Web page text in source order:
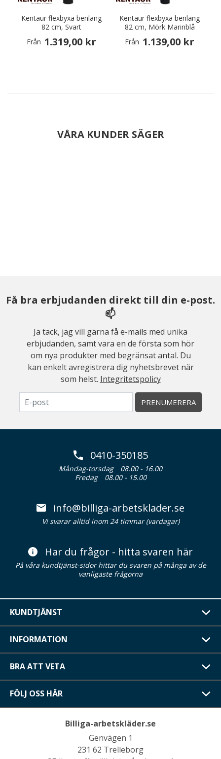
Kentaur flexbyxa benläng
82 cm, Svart
Från 1.319,00 kr
Kentaur flexbyxa benläng
82 cm, Mörk Marinblå
Från 1.139,00 kr
VÅRA KUNDER SÄGER
Få bra erbjudanden direkt till din e-post.
📫
Ja tack, jag vill gärna få e-mails med unika
erbjudanden, samt vara en de första som hör
om nya produkter med begränsat antal. Du
kan enkelt avregistrera dig nyhetsbrevet när
som helst. Integritetspolicy
PRENUMERERA
0410-350185
Måndag-torsdag
08.00 - 16.00
Fredag
08.00 - 15.00
info@billiga-arbetsklader.se
Vi svarar alltid inom 24 timmar (vardagar)
Har du frågor - hitta svaren här
På våra kundtjänst-sidor hittar du svaren på många av de
vanligaste frågorna
KUNDTJÄNST
INFORMATION
BRA ATT VETA
FÖLJ OSS HÄR
Billiga-arbetskläder.se
Genvägen 1
231 62 Trelleborg